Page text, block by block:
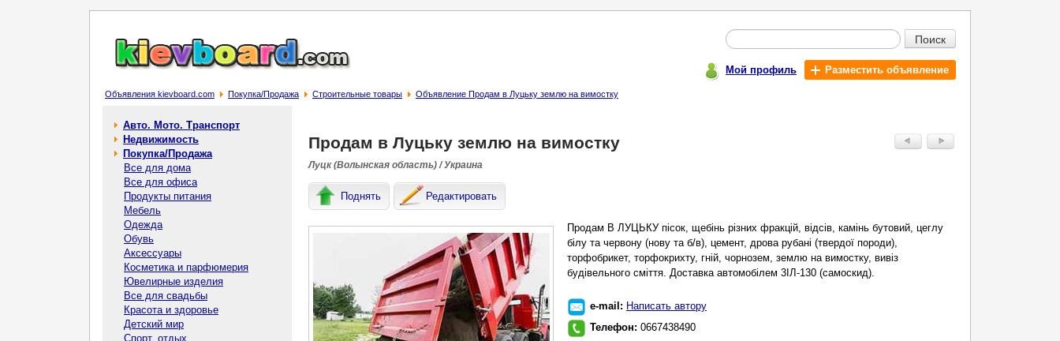
Поиск
Мой профиль Разместить объявление
Объявления kievboard.com Покупка/Продажа Строительные товары Объявление Продам в Луцьку землю на вимостку
Авто. Мото. Транспорт
Недвижимость
Покупка/Продажа
Все для дома
Все для офиса
Продукты питания
Мебель
Одежда
Обувь
Аксессуары
Косметика и парфюмерия
Ювелирные изделия
Все для свадьбы
Красота и здоровье
Детский мир
Спорт, отдых
Продам в Луцьку землю на вимостку
Луцк (Волынская область) / Украина
Поднять Редактировать
Продам В ЛУЦЬКУ пiсок, щебiнь рiзних фракцiй, вiдсiв, камiнь бутовий, цеглу
бiлу та червону (нову та б/в), цемент, дрова рубанi (твердоï породи),
торфобрикет, торфокрихту, гнiй, чорнозем, землю на вимостку, вивiз
будiвельного смiття. Доставка автомобiлем 3IЛ-130 (самоскид).
e-mail: Написать автору
Телефон: 0667438490